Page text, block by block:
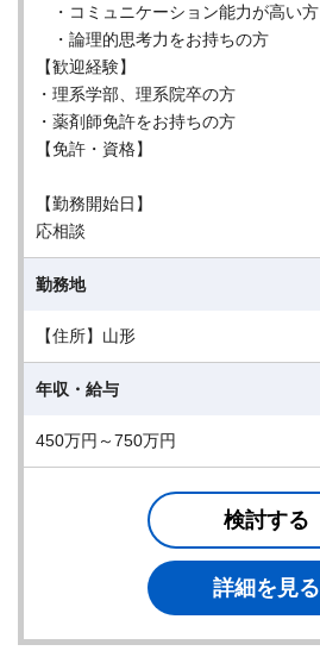
・コミュニケーション能力が高い方
・論理的思考力をお持ちの方
【歓迎経験】
・理系学部、理系院卒の方
・薬剤師免許をお持ちの方
【免許・資格】
【勤務開始日】
応相談
勤務地
【住所】山形
年収・給与
450万円～750万円
検討する
詳細を見る